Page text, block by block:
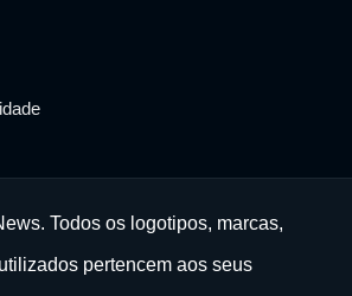
Todos os logotipos, marcas,
pertencem aos seus